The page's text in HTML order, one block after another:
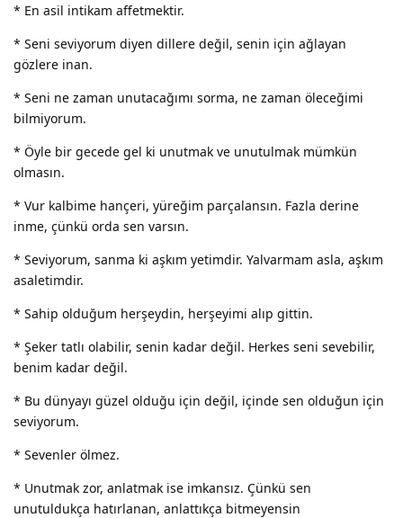
* En asil intikam affetmektir.
* Seni seviyorum diyen dillere değil, senin için ağlayan
gözlere inan.
* Seni ne zaman unutacağımı sorma, ne zaman öleceğimi
bilmiyorum.
* Öyle bir gecede gel ki unutmak ve unutulmak mümkün
olmasın.
* Vur kalbime hançeri, yüreğim parçalansın. Fazla derine
inme, çünkü orda sen varsın.
* Seviyorum, sanma ki aşkım yetimdir. Yalvarmam asla, aşkım
asaletimdir.
* Sahip olduğum herşeydin, herşeyimi alıp gittin.
* Şeker tatlı olabilir, senin kadar değil. Herkes seni sevebilir,
benim kadar değil.
* Bu dünyayı güzel olduğu için değil, içinde sen olduğun için
seviyorum.
* Sevenler ölmez.
* Unutmak zor, anlatmak ise imkansız. Çünkü sen
unutuldukça hatırlanan, anlattıkça bitmeyensin